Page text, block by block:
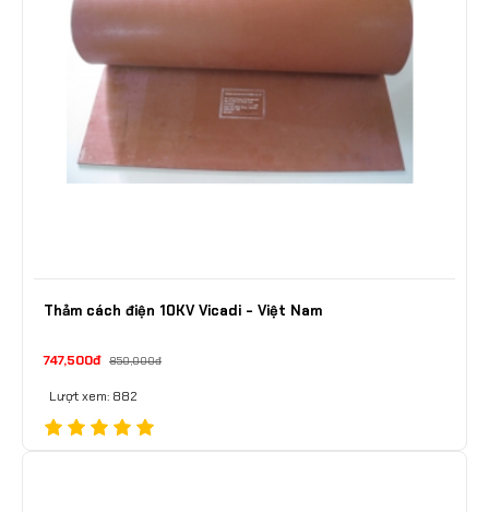
Thảm cách điện 10KV Vicadi - Việt Nam
747,500đ 850,000đ
Lượt xem: 882